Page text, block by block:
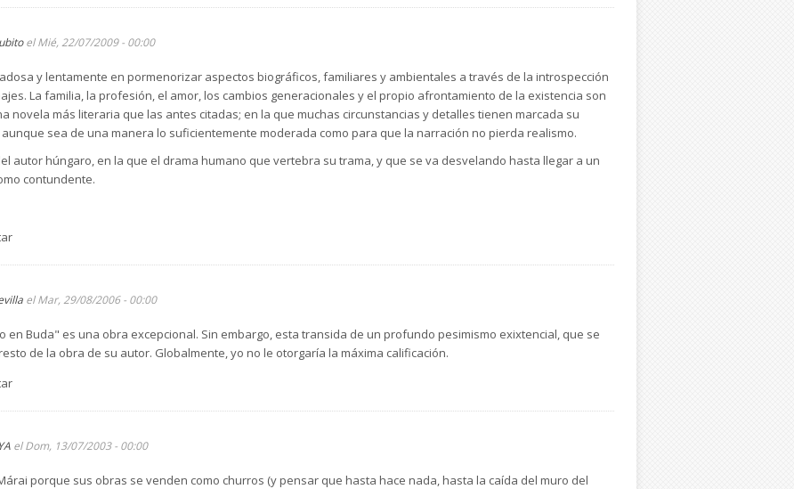
el Mié, 22/07/2009 - 00:00
y lentamente en pormenorizar aspectos biográficos, familiares y ambientales a través de la introspección
La familia, la profesión, el amor, los cambios generacionales y el propio afrontamiento de la existencia son
novela más literaria que las antes citadas; en la que muchas circunstancias y detalles tienen marcada su
sea de una manera lo suficientemente moderada como para que la narración no pierda realismo.
autor húngaro, en la que el drama humano que vertebra su trama, y que se va desvelando hasta llegar a un
contundente.
el Mar, 29/08/2006 - 00:00
en Buda" es una obra excepcional. Sin embargo, esta transida de un profundo pesimismo exixtencial, que se
de la obra de su autor. Globalmente, yo no le otorgaría la máxima calificación.
el Dom, 13/07/2003 - 00:00
porque sus obras se venden como churros (y pensar que hasta hace nada, hasta la caída del muro del